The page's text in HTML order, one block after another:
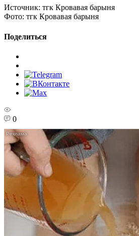
Источник: тгк Кровавая барыня
Фото: тгк Кровавая барыня
Поделиться
0